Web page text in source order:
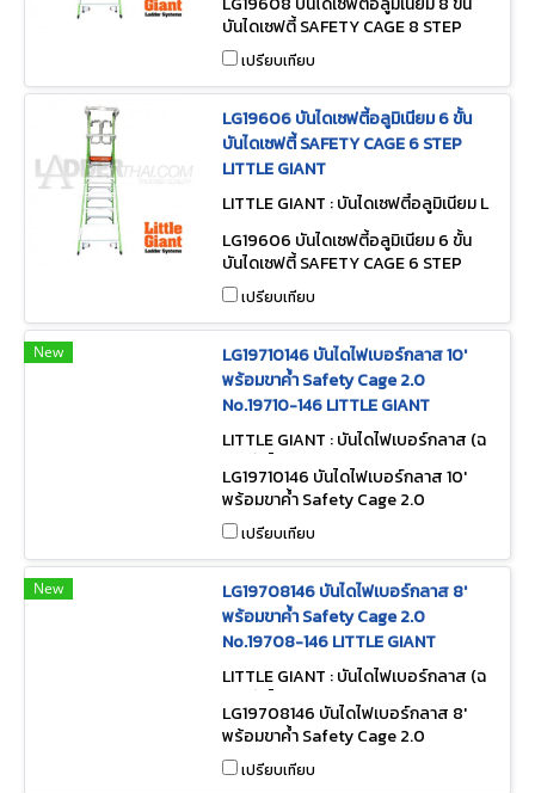
บันไดเซฟตี้ SAFETY CAGE 8 STEP
LITTLE GIANT
เปรียบเทียบ
LG19606 บันไดเซฟตี้อลูมิเนียม 6 ขั้น
บันไดเซฟตี้ SAFETY CAGE 6 STEP
LITTLE GIANT
LITTLE GIANT : บันไดเซฟตี้อลูมิเนียม L
LG19606 บันไดเซฟตี้อลูมิเนียม 6 ขั้น
บันไดเซฟตี้ SAFETY CAGE 6 STEP
LITTLE GIANT
เปรียบเทียบ
New
LG19710146 บันไดไฟเบอร์กลาส 10'
พร้อมขาค้ำ Safety Cage 2.0
No.19710-146 LITTLE GIANT
LITTLE GIANT : บันไดไฟเบอร์กลาส (ฉ
นวนกันไฟ) LG19710146
LG19710146 บันไดไฟเบอร์กลาส 10'
พร้อมขาค้ำ Safety Cage 2.0
No.19710-146 LITTLE GIANT
เปรียบเทียบ
New
LG19708146 บันไดไฟเบอร์กลาส 8'
พร้อมขาค้ำ Safety Cage 2.0
No.19708-146 LITTLE GIANT
LITTLE GIANT : บันไดไฟเบอร์กลาส (ฉ
นวนกันไฟ) LG19708146
LG19708146 บันไดไฟเบอร์กลาส 8'
พร้อมขาค้ำ Safety Cage 2.0
No.19708-146 LITTLE GIANT
เปรียบเทียบ